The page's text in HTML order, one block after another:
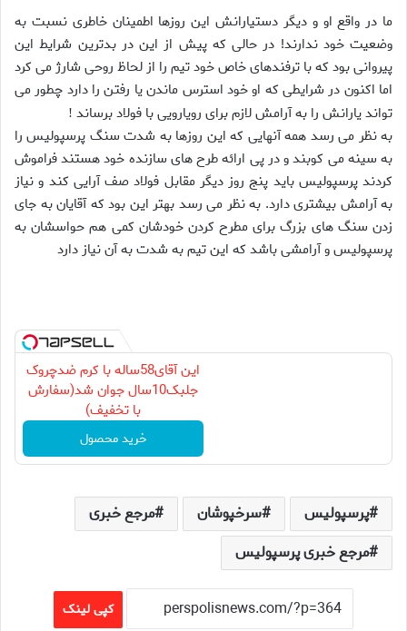
ما در واقع او و ديگر دستيارانش اين روزها اطمينان خاطرى نسبت به
وضعيت خود ندارند! در حالى كه پيش از اين در بدترين شرايط اين
پيروانى بود كه با ترفندهاى خاص خود تيم را از لحاظ روحى شارژ مى كرد
اما اكنون در شرايطى كه او خود استرس ماندن يا رفتن را دارد چطور مى
تواند يارانش را به آرامش لازم براى رويارويى با فولاد برساند !
به نظر مى رسد همه آنهايى كه اين روزها به شدت سنگ پرسپوليس را
به سينه مى كوبند و در پى ارائه طرح هاى سازنده خود هستند فراموش
كردند پرسپوليس بايد پنج روز ديگر مقابل فولاد صف آرايى كند و نياز
به آرامش بيشترى دارد. به نظر مى رسد بهتر اين بود كه آقايان به جاى
زدن سنگ هاى بزرگ براى مطرح كردن خودشان كمى هم حواسشان به
پرسپوليس و آرامشى باشد كه اين تيم به شدت به آن نياز دارد
این آقای58ساله با کرم ضدچروک
جلبک10سال جوان شد(سفارش
با تخفیف)
خرید محصول
پرسپولیس سرخپوشان
مرجع خبری
مرجع خبری پرسپولیس
کپی لینک